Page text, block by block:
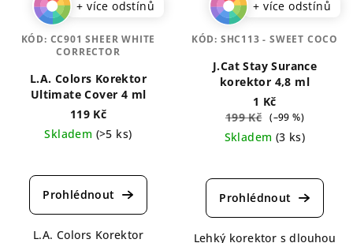
+ více odstínů
L.A. Colors Korektor
Ultimate Cover 4 ml
119 Kč
Skladem (>5 ks)
hodnocení
produktu
z
L.A. Colors Korektor
KÓD: CC901 SHEER WHITE
CORRECTOR
+ více odstínů
J.Cat Stay Surance
korektor 4,8 ml
1 Kč
199 Kč (–99 %)
Skladem (3 ks)
hodnocení
produktu
Lehký korektor s dlouhou
KÓD: SHC113 - SWEET COCO